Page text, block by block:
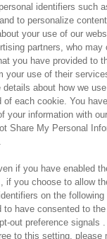
ペーン
サステナビリティ サ
ー ウェブアクセシビリ
とともに
ト対応方針 よくあるご
identifiers such
to personalize
your use of our
partners, who may
you have provided to
your use of their
details about how we
of each cookie. You
your information with
Share My Personal
if you have enabled
if you choose to allow
on the following
to have consented to
out preference signals
to this setting, please